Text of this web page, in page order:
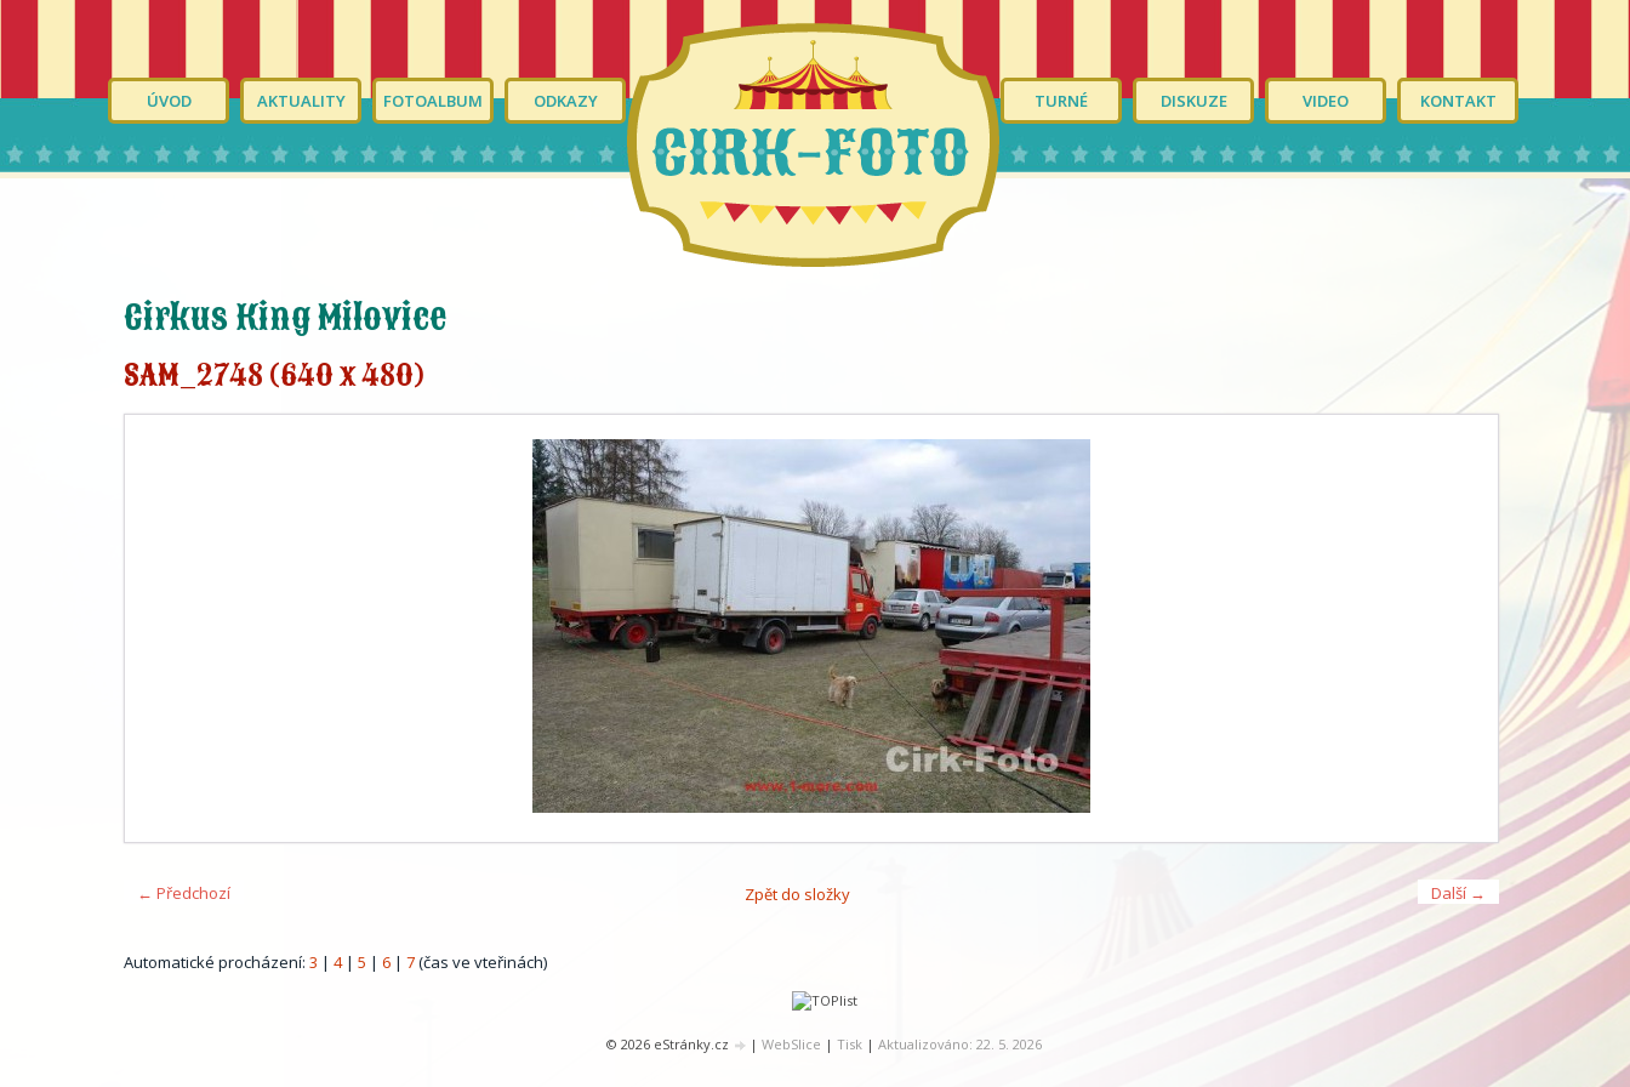
ÚVOD AKTUALITY FOTOALBUM ODKAZY TURNÉ DISKUZE VIDEO KONTAKT
Cirkus King Milovice
SAM_2748 (640 x 480)
← Předchozí Další →
Zpět do složky
Automatické procházení: 3 | 4| 5 | 6 | 7(čas ve vteřinách)
© 2026 eStránky.cz | WebSlice | Tisk | Aktualizováno: 22. 5. 2026